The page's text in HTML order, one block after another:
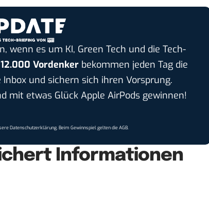
wenn es um KI, Green Tech und die Tech-
12.000 Vordenkerbekommen jeden Tag die
und sichern sich ihren Vorsprung.
mit etwas Glück Apple AirPods gewinnen!
Datenschutzerklärung. Beim Gewinnspiel gelten dieAGB.
Informationen